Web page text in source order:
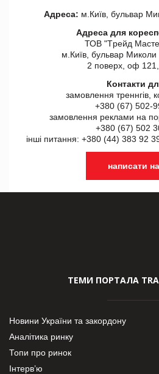
Адреса: м.Київ, бульвар
Адреса для
ТОВ "Tрейд
м.Київ, бульвар Миколи
2 поверх, оф
Контакти
замовлення треннгів,
+380 (67) 502-
замовлення реклами на
+380 (67) 502
інші питання: +380 (44) 383 92
написати
ТЕМИ ПОРТАЛА
Новини України та закордону
Аналітика ринку
Топи про ринок
Інтерв’ю